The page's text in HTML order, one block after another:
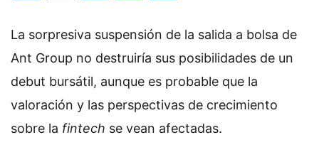
La sorpresiva suspensión de la salida a bolsa de
Ant Group no destruiría sus posibilidades de un
debut bursátil, aunque es probable que la
valoración y las perspectivas de crecimiento
sobre la fintech se vean afectadas.